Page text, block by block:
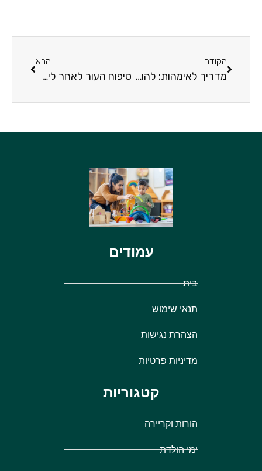
הקודם
מדריך לאימהות: להוריד במשקל אחרי הלידה – זה אפשרי!
הבא
טיפוח העור לאחר לידה: מדריך לאימהות טריות
עמודים
בית
תנאי שימוש
הצהרת נגישות
מדיניות פרטיות
קטגוריות
הורות וקריירה
ימי הולדת